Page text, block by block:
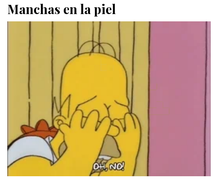
Manchas en la piel